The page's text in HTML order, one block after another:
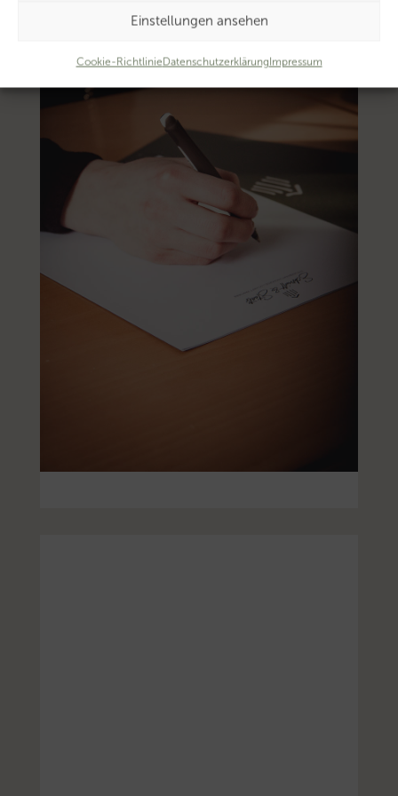
Einstellungen ansehen
Cookie-RichtlinieDatenschutzerklärungImpressum